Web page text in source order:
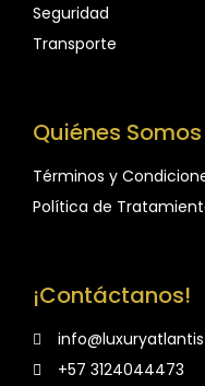
Seguridad
Transporte
Quiénes Somos
Términos y
Política de
¡Contáctanos!
+57 3124044473